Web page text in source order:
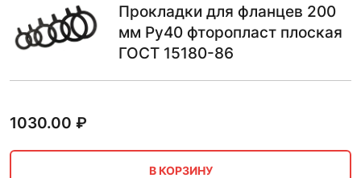
Прокладки для фланцев 200
мм Ру40 фторопласт плоская
ГОСТ 15180-86
1030.00 ₽
В КОРЗИНУ